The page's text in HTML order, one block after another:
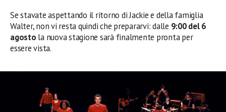
Se stavate aspettando il ritorno di Jackie e della famiglia
Walter, non vi resta quindi che prepararvi: dalle 9:00 del 6
agosto la nuova stagione sarà finalmente pronta per
essere vista.